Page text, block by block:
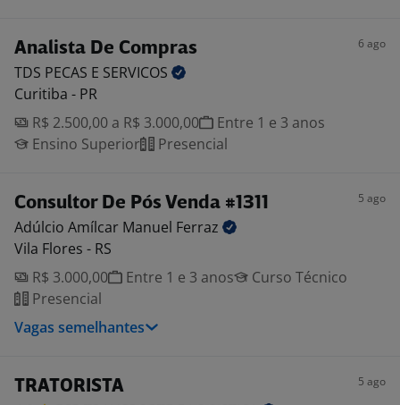
Analista De Compras 6 ago
TDS PECAS E SERVICOS
Curitiba - PR
R$ 2.500,00 a R$ 3.000,00
Entre 1 e 3 anos
Ensino Superior
Presencial
Consultor De Pós Venda #1311 5 ago
Adúlcio Amílcar Manuel Ferraz
Vila Flores - RS
R$ 3.000,00
Entre 1 e 3 anos
Curso Técnico
Presencial
Vagas semelhantes
TRATORISTA 5 ago